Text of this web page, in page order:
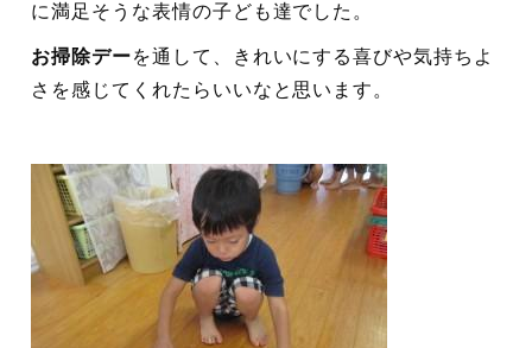
に満足そうな表情の子ども達でした。
お掃除デーを通して、きれいにする喜びや気持ちよ
さを感じてくれたらいいなと思います。